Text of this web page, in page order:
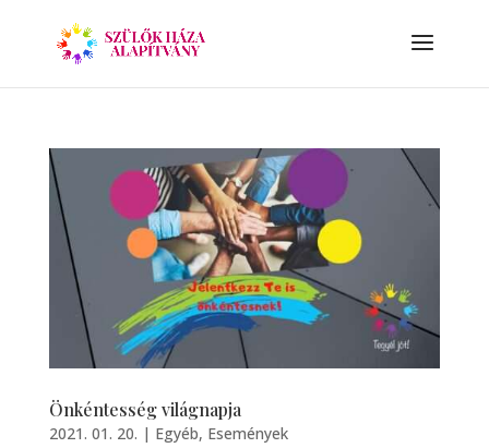
Önkéntesség világnapja
2021. 01. 20. | Egyéb, Események